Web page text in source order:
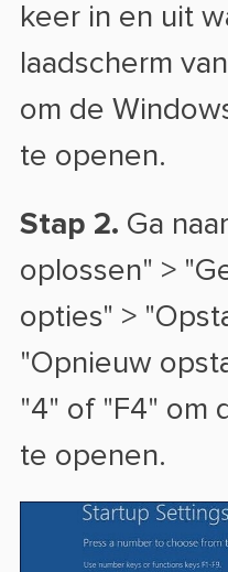
keer in en uit
laadscherm
om de
te openen.
Stap 2. Ga
oplossen" >
opties" >
"Opnieuw
"4" of "F4" om
te openen.